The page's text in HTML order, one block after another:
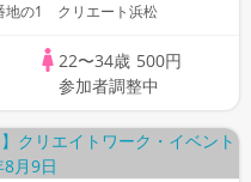
地の1 クリエート浜松
22〜34歳 500円
参加者調整中